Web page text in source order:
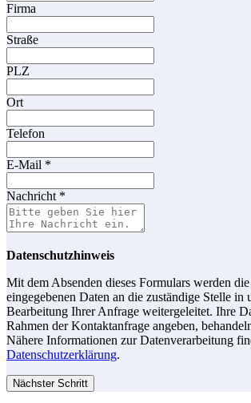
Firma
Straße
PLZ
Ort
Telefon
E-Mail *
Nachricht *
Datenschutzhinweis
Mit dem Absenden dieses Formulars werden
eingegebenen Daten an die zuständige Stelle in
Bearbeitung Ihrer Anfrage weitergeleitet. Ihre
Rahmen der Kontaktanfrage angeben,
Nähere Informationen zur Datenverarbeitung
Datenschutzerklärung.
Nächster Schritt